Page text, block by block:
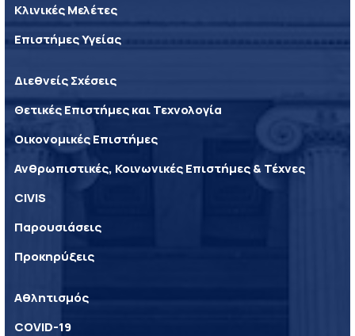
Κλινικές Μελέτες
Επιστήμες Υγείας
Διεθνείς Σχέσεις
Θετικές Επιστήμες και Τεχνολογία
Οικονομικές Επιστήμες
Ανθρωπιστικές, Κοινωνικές Επιστήμες & Τέχνες
CIVIS
Παρουσιάσεις
Προκηρύξεις
Αθλητισμός
COVID-19